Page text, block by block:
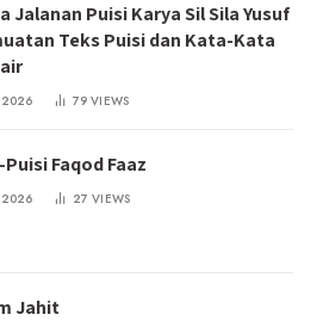
Jalanan Puisi Karya Sil Sila Yusuf
Teks Puisi dan Kata-Kata
2026 79VIEWS
Faqod Faaz
2026 27VIEWS
Jahit